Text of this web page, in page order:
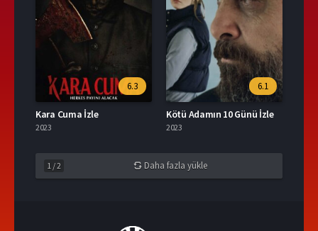
6.3
Kara Cuma İzle
2023
6.1
Kötü Adamın 10 Günü İzle
2023
1 /2 Daha fazla yükle